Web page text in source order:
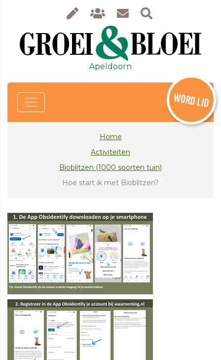
Apeldoorn
WORD LID
Home
Activiteiten
Bioblitzen (1000 soorten tuin)
Hoe start ik met Bioblitzen?